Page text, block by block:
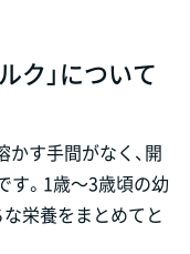
ク」について
かす手間がなく、開
す。1歳～3歳頃の幼
栄養をまとめてと